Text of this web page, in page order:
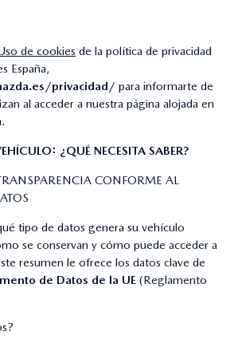
de cookies de la política de privacidad
España,
privacidad/ para informarte de
al acceder a nuestra página alojada en
¿QUÉ NECESITA SABER?
CONFORME AL
tipo de datos genera su vehículo
se conservan y cómo puede acceder a
resumen le ofrece los datos clave de
de Datos de la UE (Reglamento